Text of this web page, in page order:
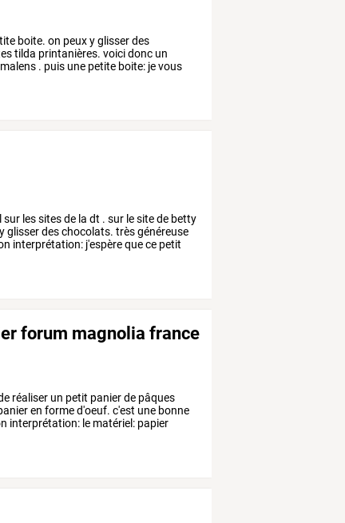
boite. on peuxyglisserdes
tilda printanières. voicidonc un
. puis une petite boite: jevous
sur lessitesde la dt . sur lesitede betty
yglisserdeschocolats. trèsgénéreuse
interprétation: j'espèrequece petit
forum magnolia france
réaliser un petit panierde pâques
en formed'oeuf. c'est une bonne
interprétation: le matériel: papier